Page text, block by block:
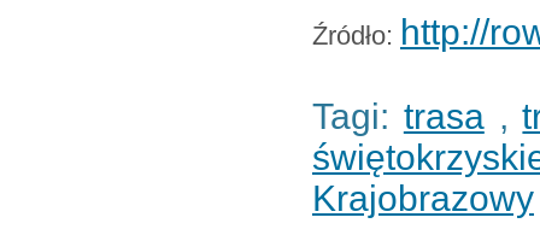
Źródło: http://
Tagi: trasa,
Krajobrazowy